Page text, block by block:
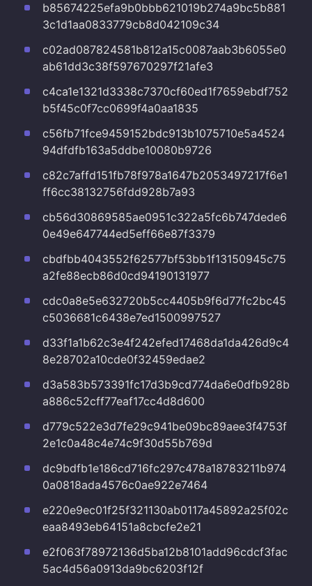
b85674225efa9b0bbb621019b274a9bc5b881
3c1d1aa0833779cb8d042109c34
c02ad087824581b812a15c0087aab3b6055e0
ab61dd3c38f597670297f21afe3
c4ca1e1321d3338c7370cf60ed1f7659ebdf752
b5f45c0f7cc0699f4a0aa1835
c56fb71fce9459152bdc913b1075710e5a4524
94dfdfb163a5ddbe10080b9726
c82c7affd151fb78f978a1647b2053497217f6e1
ff6cc38132756fdd928b7a93
cb56d30869585ae0951c322a5fc6b747dede6
0e49e647744ed5eff66e87f3379
cbdfbb4043552f62577bf53bb1f13150945c75
a2fe88ecb86d0cd94190131977
cdc0a8e5e632720b5cc4405b9f6d77fc2bc45
c5036681c6438e7ed1500997527
d33f1a1b62c3e4f242efed17468da1da426d9c4
8e28702a10cde0f32459edae2
d3a583b573391fc17d3b9cd774da6e0dfb928b
a886c52cff77eaf17cc4d8d600
d779c522e3d7fe29c941be09bc89aee3f4753f
2e1c0a48c4e74c9f30d55b769d
dc9bdfb1e186cd716fc297c478a18783211b974
0a0818ada4576c0ae922e7464
e220e9ec01f25f321130ab0117a45892a25f02c
eaa8493eb64151a8cbcfe2e21
e2f063f78972136d5ba12b8101add96cdcf3fac
5ac4d56a0913da9bc6203f12f